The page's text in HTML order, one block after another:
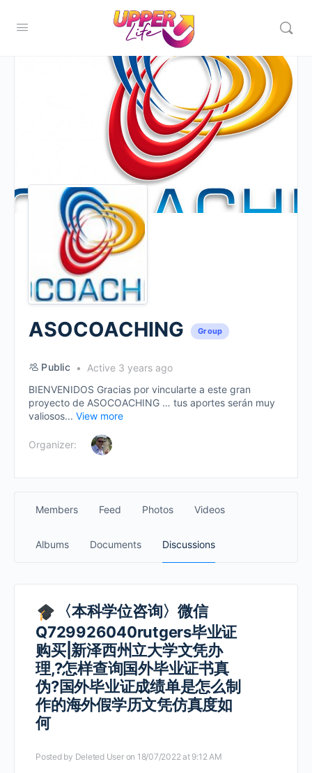
ASOCOACHING Group
Public
Active 3 years ago
BIENVENIDOS Gracias por vincularte a este gran
proyecto de ASOCOACHING … tus aportes serán muy
valiosos... View more
Organizer:
Members Feed Photos Videos
Albums Documents Discussions
〈本科学位咨询〉微信
Q729926040rutgers毕业证
购买|新泽西州立大学文凭办
理,?怎样查询国外毕业证书真
伪?国外毕业证成绩单是怎么制
作的海外假学历文凭仿真度如
何
Posted by Deleted User on 18/07/2022 at 9:12 AM